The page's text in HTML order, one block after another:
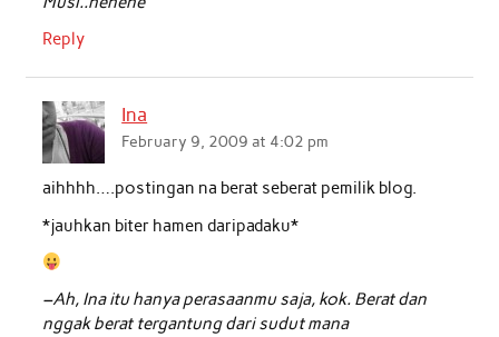
Reply
Ina
February 9, 2009 at 4:02 pm
aihhhh….postingan na berat seberat pemilik blog.
*jauhkan biter hamen daripadaku*
–Ah, Ina itu hanya perasaanmu saja, kok. Berat dan
nggak berat tergantung dari sudut mana